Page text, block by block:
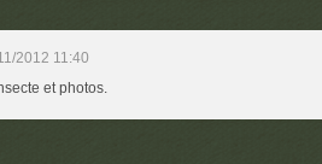
2012 11:40
et photos.